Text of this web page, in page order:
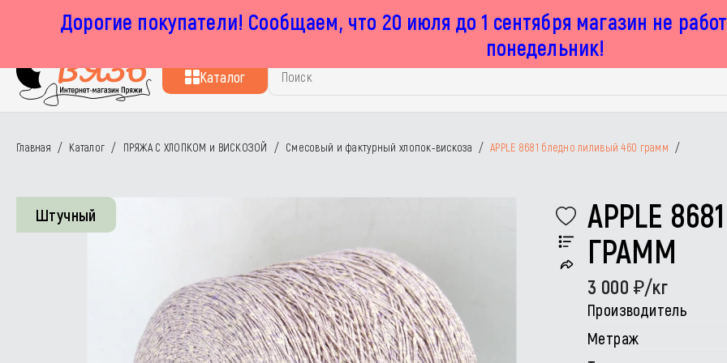
Дорогие покупатели! Сообщаем, что 20 июля до 1 сентября магазин не
понедельник!
г. Москва, Маленковская 32 стр 2Апн-пт с 11:00 до 19:00, сб с 11:00 до 17:00
Каталог
Главная / Каталог / ПРЯЖА С ХЛОПКОМ и ВИСКОЗОЙ / Смесовый и фактурный хлопок-вискоза / APPLE 8681 бледно лиливый 460 грамм /
Штучный
APPLE
ГРАММ
3 000 /кг
Производитель
Метраж